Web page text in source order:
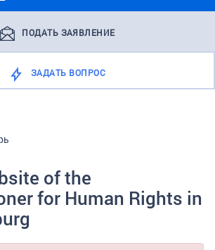
ПОДАТЬ ЗАЯВЛЕНИЕ
ЗАДАТЬ ВОПРОС
of the
for Human Rights in